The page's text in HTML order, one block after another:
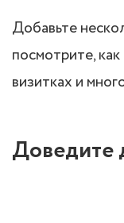
Добавьте
посмотрите,
визитках и
Доведите